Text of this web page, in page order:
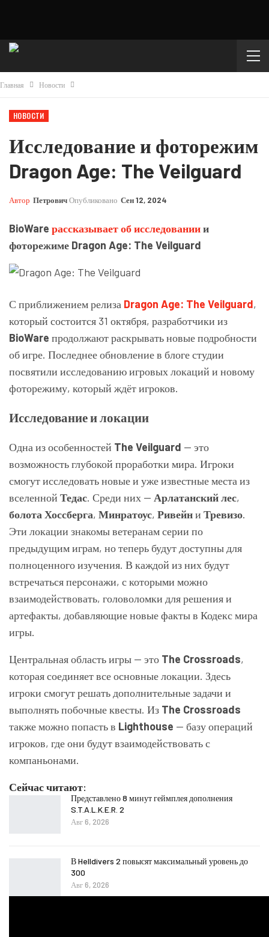
Главная Новости
НОВОСТИ
Исследование и фоторежим
Dragon Age: The Veilguard
Автор ПетровичОпубликовано Сен 12, 2024
BioWare рассказывает об исследованиии
фоторежиме Dragon Age: The Veilguard
С приближением релиза Dragon Age: The Veilguard,
который состоится 31 октября, разработчики из
BioWare продолжают раскрывать новые подробности
об игре. Последнее обновление в блоге студии
посвятили исследованию игровых локаций и новому
фоторежиму, который ждёт игроков.
Исследование и локации
Одна из особенностей The Veilguard — это
возможность глубокой проработки мира. Игроки
смогут исследовать новые и уже известные места из
вселенной Тедас. Среди них — Арлатанский лес,
болота Хоссберга, Минратоус, Ривейни Тревизо.
Эти локации знакомы ветеранам серии по
предыдущим играм, но теперь будут доступны для
полноценного изучения. В каждой из них будут
встречаться персонажи, с которыми можно
взаимодействовать, головоломки для решения и
артефакты, добавляющие новые факты в Кодекс мира
игры.
Центральная область игры — это The Crossroads,
которая соединяет все основные локации. Здесь
игроки смогут решать дополнительные задачи и
выполнять побочные квесты. Из The Crossroads
также можно попасть в Lighthouse — базу операций
игроков, где они будут взаимодействовать с
компаньонами.
Сейчас читают:
Представлено 8 минут геймплея дополнения
S.T.A.L.K.E.R. 2
Авг 6, 2026
В Helldivers 2 повысят максимальный уровень до
300
Авг 6, 2026